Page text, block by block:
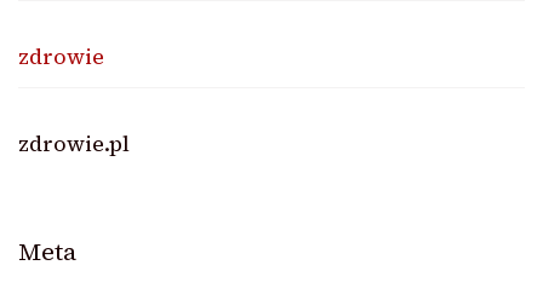
zdrowie
zdrowie.pl
Meta